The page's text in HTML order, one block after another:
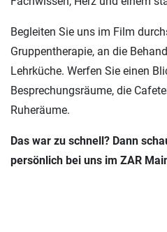
Begleiten Sie uns im Film
Gruppentherapie, an die
Lehrküche. Werfen Sie einen
Besprechungsräume, die
Ruheräume.
Das war zu schnell? Dann
persönlich bei uns im ZAR